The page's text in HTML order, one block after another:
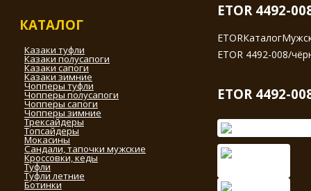
КАТАЛОГ
Казаки туфли
Казаки полусапоги
Казаки сапоги
Казаки зимние
Чопперы туфли
Чопперы полусапоги
Чопперы сапоги
Чопперы зимние
Трексайдеры
Топсайдеры
Мокасины
Сандали, тапочки мужские
Кроссовки, кеды
Туфли
Туфли летние
Ботинки
ETOR 4492-
ETORКаталог
ETOR 4492-008/
ETOR 4492-